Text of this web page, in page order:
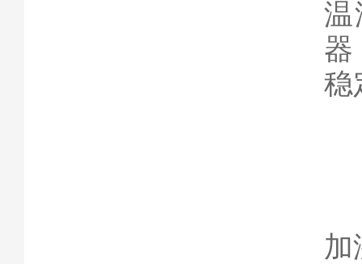
温
器
稳
加